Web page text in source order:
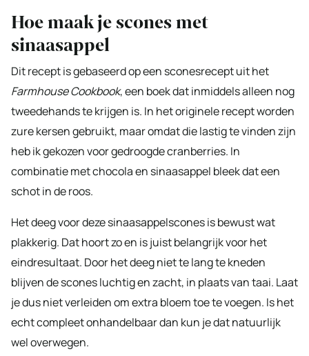
Hoe maak je scones met
sinaasappel
Dit recept is gebaseerd op een sconesrecept uit het
Farmhouse Cookbook, een boek dat inmiddels alleen nog
tweedehands te krijgen is. In het originele recept worden
zure kersen gebruikt, maar omdat die lastig te vinden zijn
heb ik gekozen voor gedroogde cranberries. In
combinatie met chocola en sinaasappel bleek dat een
schot in de roos.
Het deeg voor deze sinaasappelscones is bewust wat
plakkerig. Dat hoort zo en is juist belangrijk voor het
eindresultaat. Door het deeg niet te lang te kneden
blijven de scones luchtig en zacht, in plaats van taai. Laat
je dus niet verleiden om extra bloem toe te voegen. Is het
echt compleet onhandelbaar dan kun je dat natuurlijk
wel overwegen.